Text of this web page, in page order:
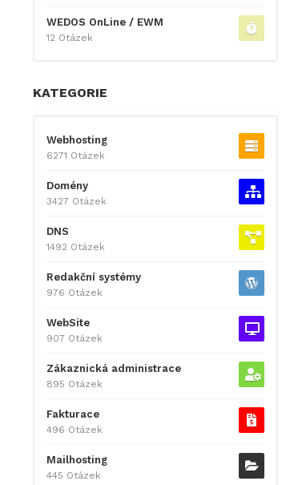
WEDOS OnLine / EWM
12 Otázek
KATEGORIE
Webhosting
6271 Otázek
Domény
3427 Otázek
DNS
1492 Otázek
Redakční systémy
976 Otázek
WebSite
907 Otázek
Zákaznická administrace
895 Otázek
Fakturace
496 Otázek
Mailhosting
445 Otázek